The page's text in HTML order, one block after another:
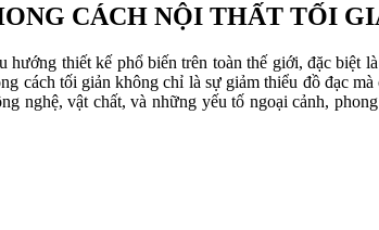
CÁCH NỘI THẤT TỐI
thiết kế phổ biến trên toàn thế giới, đặc biệt
cách tối giản không chỉ là sự giảm thiểu đồ đạc
nghệ, vật chất, và những yếu tố ngoại cảnh,